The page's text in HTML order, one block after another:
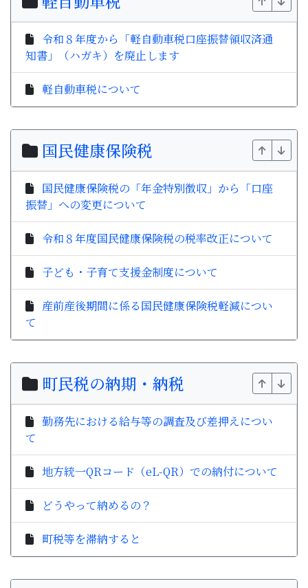
令和８年度から「軽自動車税口座振替領収済通
知書」（ハガキ）を廃止します
軽自動車税について
国民健康保険税
国民健康保険税の「年金特別徴収」から「口座
振替」への変更について
令和８年度国民健康保険税の税率改正について
子ども・子育て支援金制度について
産前産後期間に係る国民健康保険税軽減につい
て
町民税の納期・納税
勤務先における給与等の調査及び差押えについ
て
地方統一QRコード（eL-QR）での納付について
どうやって納めるの？
町税等を滞納すると